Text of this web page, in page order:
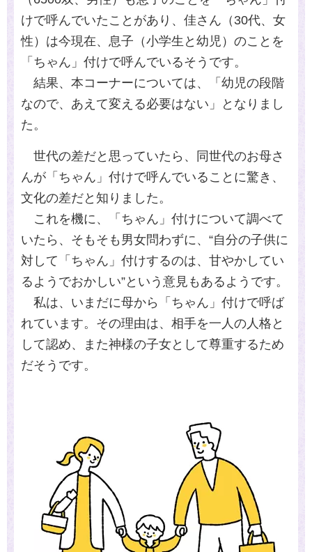
けで呼んでいたことがあり、佳さん（30代、女
性）は今現在、息子（小学生と幼児）のことを
「ちゃん」付けで呼んでいるそうです。
結果、本コーナーについては、「幼児の段階
なので、あえて変える必要はない」となりまし
た。
世代の差だと思っていたら、同世代のお母さ
んが「ちゃん」付けで呼んでいることに驚き、
文化の差だと知りました。
これを機に、「ちゃん」付けについて調べて
いたら、そもそも男女問わずに、“自分の子供に
対して「ちゃん」付けするのは、甘やかしてい
るようでおかしい”という意見もあるようです。
私は、いまだに母から「ちゃん」付けで呼ば
れています。その理由は、相手を一人の人格と
して認め、また神様の子女として尊重するため
だそうです。